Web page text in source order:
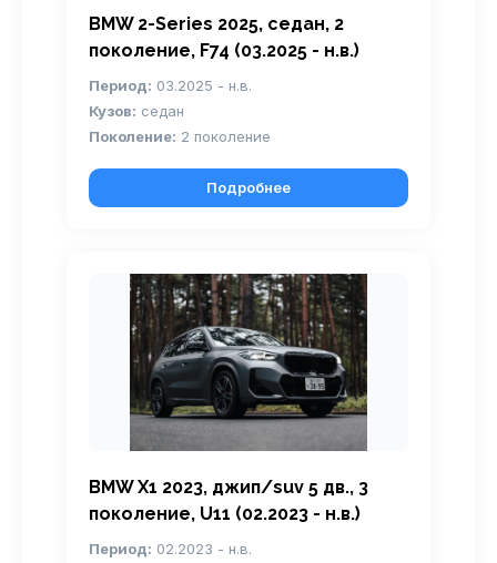
BMW 2-Series 2025, седан, 2
поколение, F74 (03.2025 - н.в.)
Период: 03.2025 - н.в.
Кузов: седан
Поколение: 2 поколение
Подробнее
BMW X1 2023, джип/suv 5 дв., 3
поколение, U11 (02.2023 - н.в.)
Период: 02.2023 - н.в.